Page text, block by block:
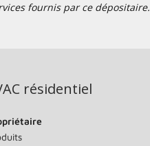
fournis par ce dépositaire.
résidentiel